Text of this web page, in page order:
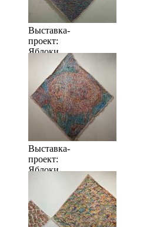
Выставка-
проект:
Яблоки
когда их
много
Выставка-
проект:
Яблоки